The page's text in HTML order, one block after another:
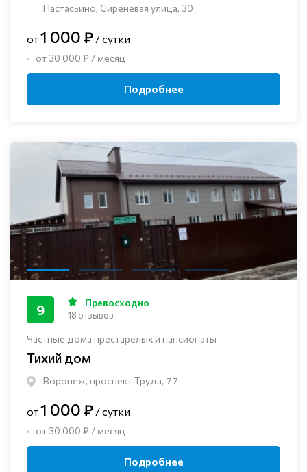
Настасьино, Сиреневая улица, 30
от1 000 ₽ / сутки
от 30 000 ₽ / месяц
Подробнее
Частные дома престарелых и пансионаты
Тихий дом
Воронеж, проспект Труда, 77
9 Превосходно
18 отзывов
от1 000 ₽ / сутки
от 30 000 ₽ / месяц
Подробнее